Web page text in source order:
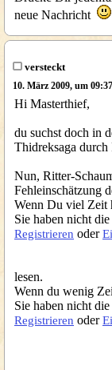
neue Nachricht
versteckt
10. März 2009, um
Hi Masterthief,
du suchst doch in
Thidreksaga
Nun, Ritter-
Fehleinschätzung
Wenn Du viel Zeit
Sie haben nicht
Registrieren oder
lesen.
Wenn du wenig
Sie haben nicht
Registrieren oder